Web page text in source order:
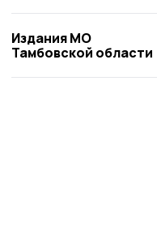
Издания МО
Тамбовской области